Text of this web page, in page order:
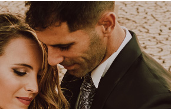
Categorías